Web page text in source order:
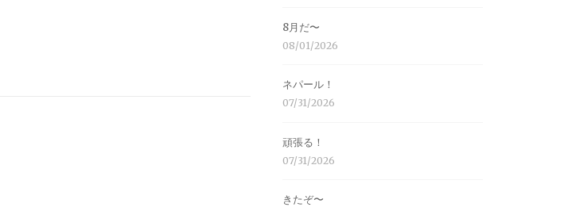
8月だ〜
08/01/2026
ネパール！
07/31/2026
頑張る！
07/31/2026
きたぞ〜